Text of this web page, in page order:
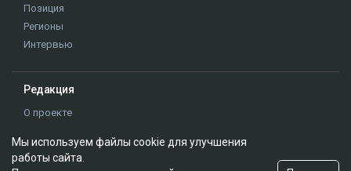
Позиция
Регионы
Интервью
Редакция
О проекте
Реклама на сайте
Мы используем файлы cookie для улучшения
работы сайта.